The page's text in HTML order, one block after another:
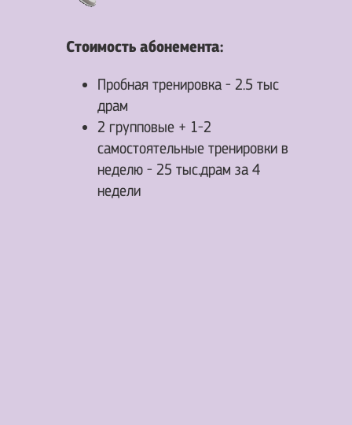
Стоимость абонемента:
Пробная тренировка - 2.5 тыс
драм
2 групповые + 1-2
самостоятельные тренировки в
неделю - 25 тыс.драм за 4
недели